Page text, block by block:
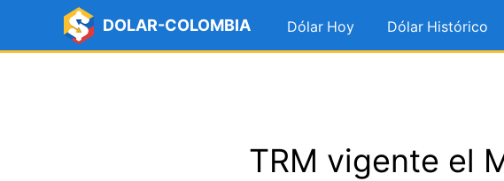
DOLAR-COLOMBIA Dólar Hoy Dólar Histórico
TRM vigente el